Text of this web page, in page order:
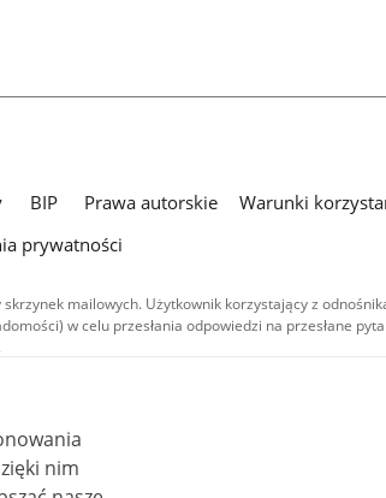
BIP Prawa autorskie Warunki
prywatności
mailowych. Użytkownik korzystający z
w celu przesłania odpowiedzi na przesłane
treści audiowizualnych), są
autorstwa - na tych samych
w tym zdjęcia, materiały audio i wideo,
uznanie autorstwa użycie niekomercyjne -
nie jest to stwierdzone inaczej.